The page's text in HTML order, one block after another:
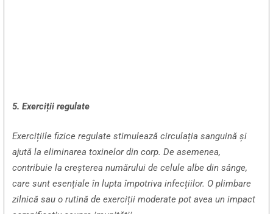
5. Exerciții regulate
Exercițiile fizice regulate stimulează circulația sanguină și
ajută la eliminarea toxinelor din corp. De asemenea,
contribuie la creșterea numărului de celule albe din sânge,
care sunt esențiale în lupta împotriva infecțiilor. O plimbare
zilnică sau o rutină de exerciții moderate pot avea un impact